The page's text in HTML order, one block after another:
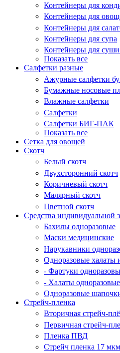
Контейнеры для
Контейнеры для
Контейнеры для
Контейнеры для супа
Контейнеры для
Показать все
Салфетки разные
Ажурные салфетки
Бумажные носовые
Влажные салфетки
Салфетки
Салфетки БИГ-ПАК
Показать все
Сетка для овощей
Скотч
Белый скотч
Двухсторонний скотч
Коричневый скотч
Малярный скотч
Цветной скотч
Средства индивидуальной
Бахилы одноразовые
Маски медицинские
Нарукавники
Одноразовые халаты
- Фартуки
- Халаты одноразовые
Одноразовые
Стрейч-пленка
Вторичная стрейч-
Первичная стрейч-
Пленка ПВД
Стрейч пленка 17 мкм